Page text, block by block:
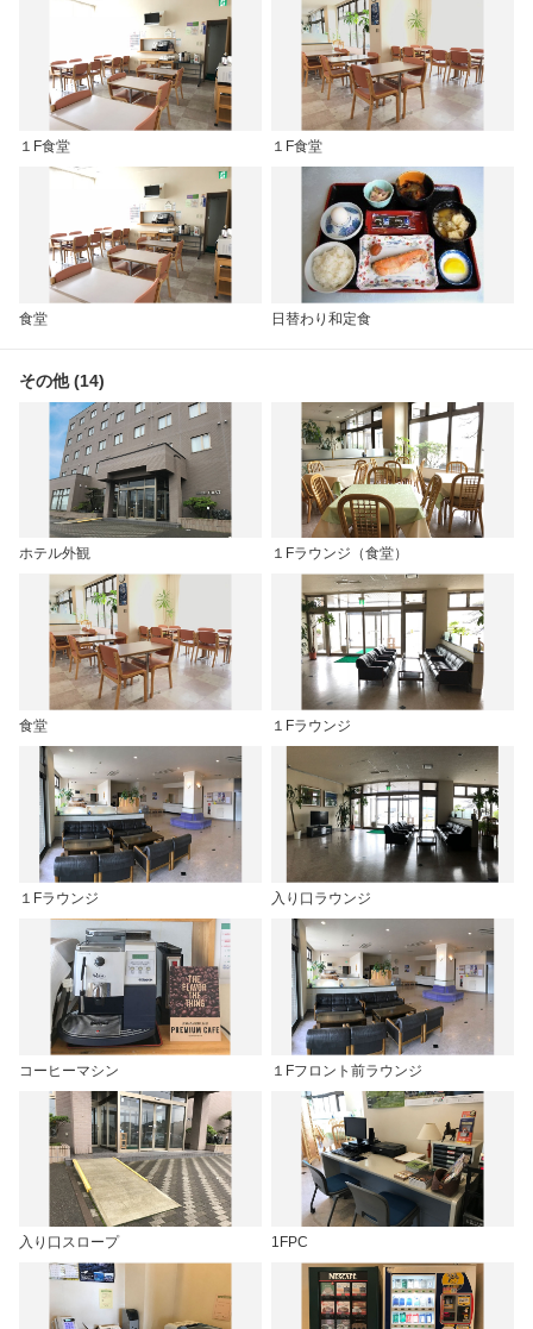
１F食堂 １F食堂
食堂 日替わり和定食
その他 (14)
ホテル外観 １Fラウンジ（食堂）
食堂 １Fラウンジ
１Fラウンジ 入り口ラウンジ
コーヒーマシン １Fフロント前ラウンジ
入り口スロープ 1FPC